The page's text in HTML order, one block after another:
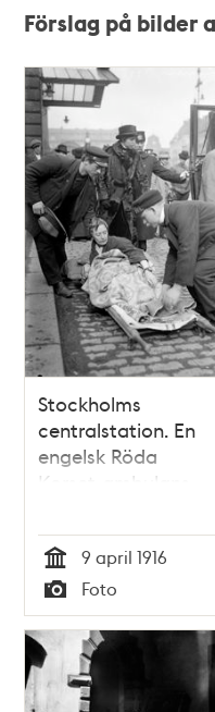
Förslag på bilder
Stockholms
centralstation. En
engelsk Röda
Korset-ambulans
på väg från Serbien
till England. En
sårad sjuksköterska
tas om hand
Tid
9 april 1916
Typ
Foto